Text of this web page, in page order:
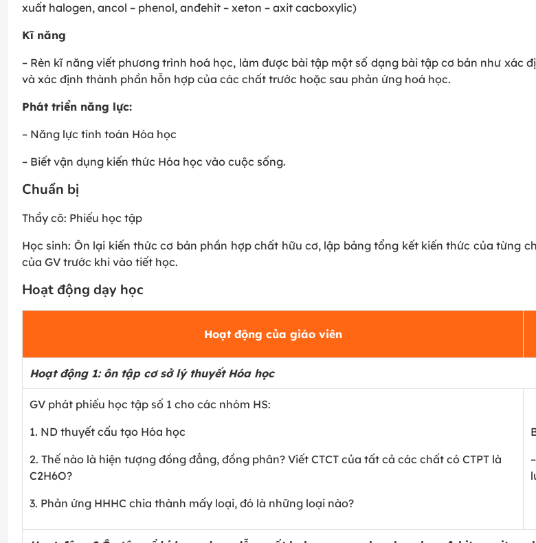
xuất halogen, ancol – phenol, anđehit – xeton – axit cacboxylic)
Kĩ năng
– Rèn kĩ năng viết phương trình hoá học, làm được bài tập một số dạng bài tập cơ bản như xác
và xác định thành phần hỗn hợp của các chất trước hoặc sau phản ứng hoá học.
Phát triển năng lực:
– Năng lực tính toán Hóa học
– Biết vận dụng kiến thức Hóa học vào cuộc sống.
Chuẩn bị
Thầy cô: Phiếu học tập
Học sinh: Ôn lại kiến thức cơ bản phần hợp chất hữu cơ, lập bảng tổng kết kiến thức của từng
của GV trước khi vào tiết học.
Hoạt động dạy học
Hoạt động của giáo viên
Hoạt động 1: ôn tập cơ sở lý thuyết Hóa học
GV phát phiếu học tập số 1 cho các nhóm HS:
1. ND thuyết cấu tạo Hóa học
2. Thế nào là hiện tượng đồng đẳng, đồng phân? Viết CTCT của tất cả các chất có CTPT là
C2H6O?
3. Phản ứng HHHC chia thành mấy loại, đó là những loại nào?